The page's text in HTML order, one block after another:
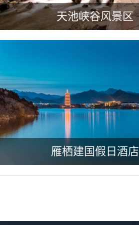
天池峡谷风景区
雁栖建国假日酒店